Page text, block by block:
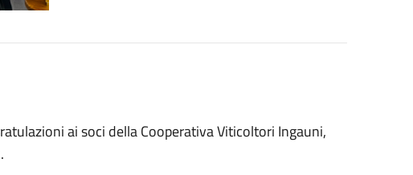
ai soci della Cooperativa Viticoltori Ingauni,